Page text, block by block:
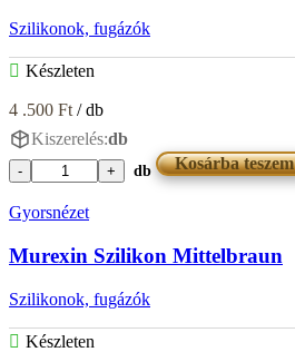
Szilikonok, fugázók
Készleten
4 .500 Ft / db
Kiszerelés:db
Murexin
Miel
db Kosárba teszem
Gyorsnézet
Murexin Szilikon Mittelbraun
Szilikonok, fugázók
Készleten